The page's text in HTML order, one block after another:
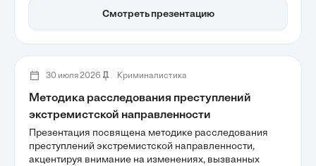
манипуляции с психоэмоциональным состоянием
жертв. Также рассматриваются статистические
Смотреть презентацию
30 июля 2026 Криминалистика
Методика расследования преступлений
экстремистской направленности
Презентация посвящена методике расследования
преступлений экстремистской направленности,
акцентируя внимание на изменениях, вызванных